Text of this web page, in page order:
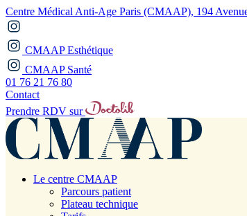
Centre Médical Anti-Age Paris (CMAAP), 194
CMAAP Esthétique
CMAAP Santé
01 76 21 76 80
Contact
Prendre RDV sur
Le centre CMAAP
Parcours patient
Plateau technique